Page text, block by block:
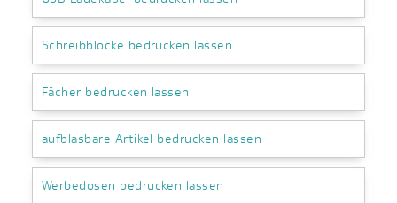
Schreibblöcke bedrucken lassen
Fächer bedrucken lassen
aufblasbare Artikel bedrucken lassen
Werbedosen bedrucken lassen